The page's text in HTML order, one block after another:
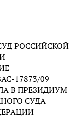
РОССИЙСКОЙ
17873/09
В ПРЕЗИДИУМ
СУДА